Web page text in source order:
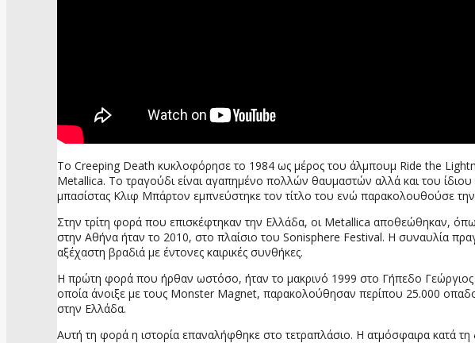
Το Creeping Death κυκλοφόρησε το 1984 ως μέρος του άλμπουμ Ride the
Metallica. Το τραγούδι είναι αγαπημένο πολλών θαυμαστών αλλά και του
μπασίστας Κλιφ Μπάρτον εμπνεύστηκε τον τίτλο του ενώ παρακολουθούσε την
Στην τρίτη φορά που επισκέφτηκαν την Ελλάδα, οι Metallica αποθεώθηκαν,
στην Αθήνα ήταν το 2010, στο πλαίσιο του Sonisphere Festival. Η συναυλία
αξέχαστη βραδιά με έντονες καιρικές συνθήκες.
Η πρώτη φορά που ήρθαν ωστόσο, ήταν το μακρινό 1999 στο Γήπεδο Γεώργιος
οποία άνοιξε με τους Monster Magnet, παρακολούθησαν περίπου 25.000
στην Ελλάδα.
Αυτή τη φορά η ιστορία επαναλήφθηκε στο τετραπλάσιο. Η ατμόσφαιρα κατά